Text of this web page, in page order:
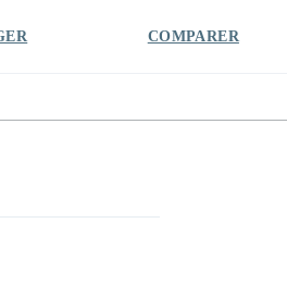
COMPARER